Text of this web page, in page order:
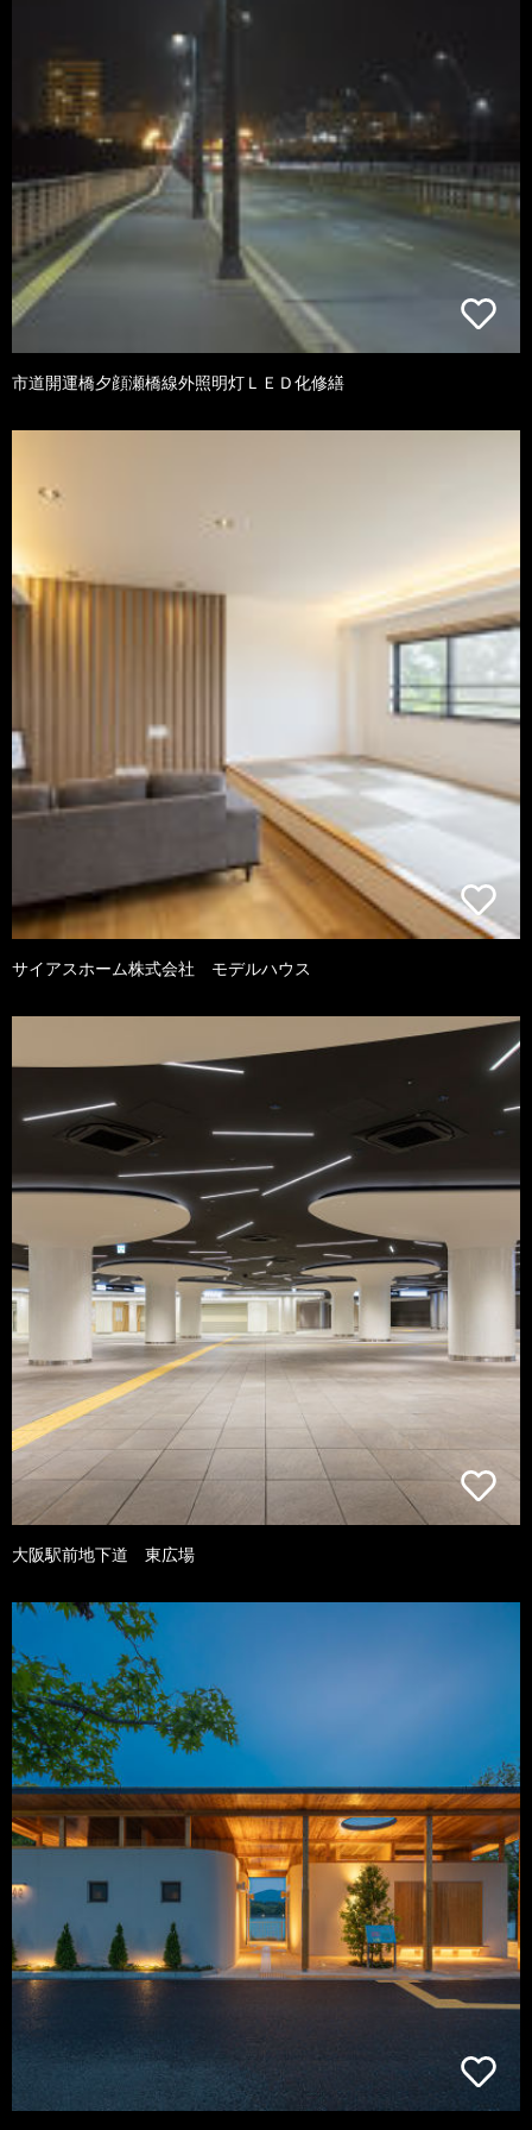
市道開運橋夕顔瀬橋線外照明灯ＬＥＤ化修繕
サイアスホーム株式会社 モデルハウス
大阪駅前地下道 東広場